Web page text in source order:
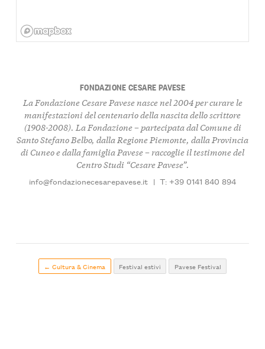
FONDAZIONE CESARE PAVESE
La Fondazione Cesare Pavese nasce nel 2004 per curare le
manifestazioni del centenario della nascita dello scrittore
(1908-2008). La Fondazione – partecipata dal Comune di
Santo Stefano Belbo, dalla Regione Piemonte, dalla Provincia
di Cuneo e dalla famiglia Pavese – raccoglie il testimone del
Centro Studi “Cesare Pavese”.
info@fondazionecesarepavese.it | T: +39 0141 840 894
← Cultura & Cinema Festival estivi Pavese Festival